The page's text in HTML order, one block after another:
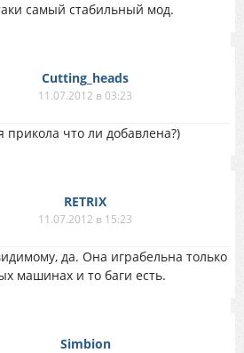
самый стабильный мод.
Cutting_heads
11.07.2012 в 03:23
прикола что ли добавлена?)
RETRIX
11.07.2012 в 15:23
да. Она играбельна только
машинах и то баги есть.
Simbion